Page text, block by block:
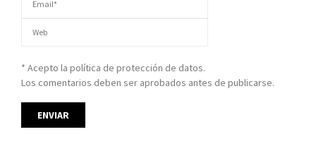
* Acepto la política de protección de datos.
Los comentarios deben ser aprobados antes de publicarse.